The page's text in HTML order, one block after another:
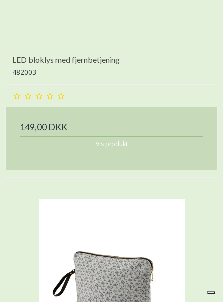
LED bloklys med fjernbetjening
482003
149,00 DKK
Vis produkt